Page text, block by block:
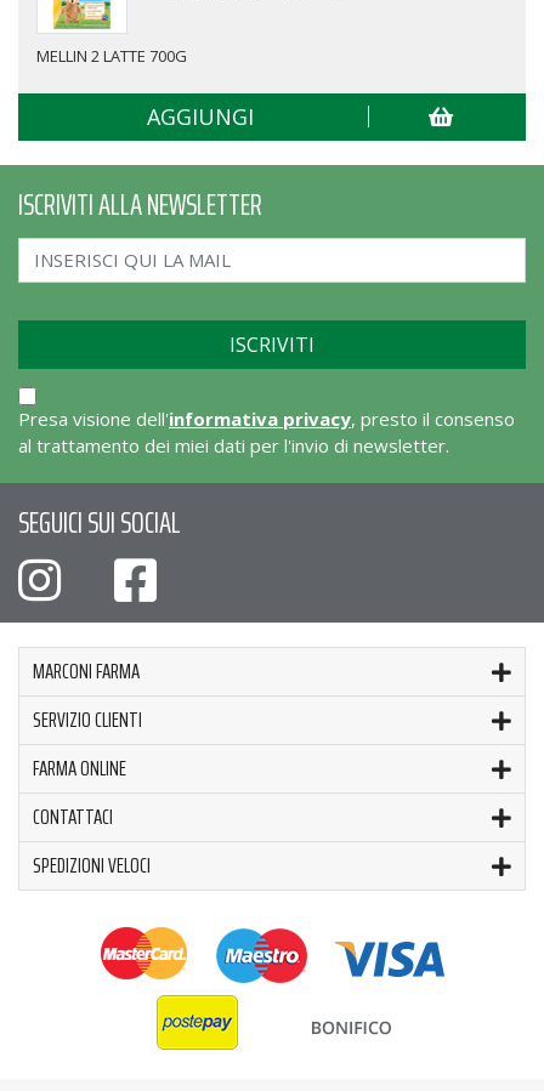
MELLIN 2 LATTE 700G
AGGIUNGI
ISCRIVITI ALLA NEWSLETTER
Presa visione dell'informativa privacy, presto il consenso
al trattamento dei miei dati per l'invio di newsletter.
SEGUICI SUI SOCIAL
MARCONI FARMA
SERVIZIO CLIENTI
FARMA ONLINE
CONTATTACI
SPEDIZIONI VELOCI